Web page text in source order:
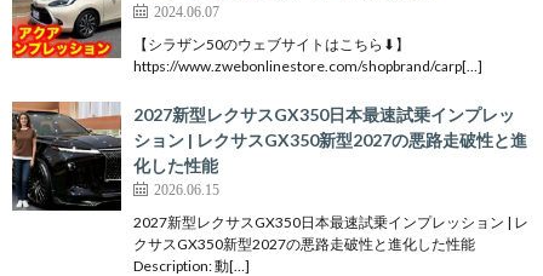
2024.06.07
【シラザン50のウェブサイトはこちら⬇︎】
https://www.zwebonlinestore.com/shopbrand/carp[…]
2027新型レクサスGX350日本最速試乗インプレッ
ション | レクサスGX350新型2027の悪路走破性と進
化した性能
2026.06.15
2027新型レクサスGX350日本最速試乗インプレッション | レ
クサスGX350新型2027の悪路走破性と進化した性能
Description: 動[…]